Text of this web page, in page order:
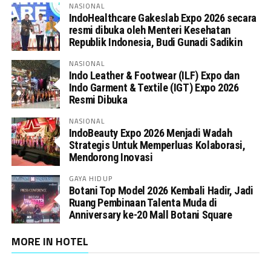
NASIONAL
IndoHealthcare Gakeslab Expo 2026 secara
resmi dibuka oleh Menteri Kesehatan
Republik Indonesia, Budi Gunadi Sadikin
NASIONAL
Indo Leather & Footwear (ILF) Expo dan
Indo Garment & Textile (IGT) Expo 2026
Resmi Dibuka
NASIONAL
IndoBeauty Expo 2026 Menjadi Wadah
Strategis Untuk Memperluas Kolaborasi,
Mendorong Inovasi
GAYA HIDUP
Botani Top Model 2026 Kembali Hadir, Jadi
Ruang Pembinaan Talenta Muda di
Anniversary ke-20 Mall Botani Square
MORE IN HOTEL